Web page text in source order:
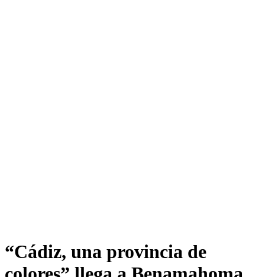
“Cádiz, una provincia de